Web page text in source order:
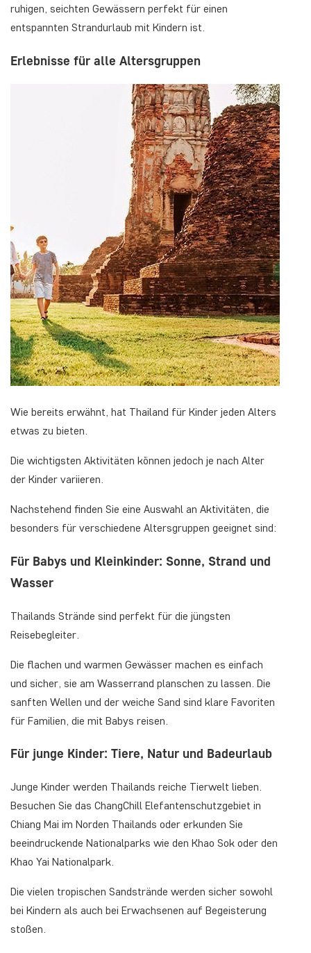
ruhigen, seichten Gewässern perfekt für einen
entspannten Strandurlaub mit Kindern ist.
Erlebnisse für alle Altersgruppen
Wie bereits erwähnt, hat Thailand für Kinder jeden Alters
etwas zu bieten.
Die wichtigsten Aktivitäten können jedoch je nach Alter
der Kinder variieren.
Nachstehend finden Sie eine Auswahl an Aktivitäten, die
besonders für verschiedene Altersgruppen geeignet sind:
Für Babys und Kleinkinder: Sonne, Strand und
Wasser
Thailands Strände sind perfekt für die jüngsten
Reisebegleiter.
Die flachen und warmen Gewässer machen es einfach
und sicher, sie am Wasserrand planschen zu lassen. Die
sanften Wellen und der weiche Sand sind klare Favoriten
für Familien, die mit Babys reisen.
Für junge Kinder: Tiere, Natur und Badeurlaub
Junge Kinder werden Thailands reiche Tierwelt lieben.
Besuchen Sie das ChangChill Elefantenschutzgebiet in
Chiang Mai im Norden Thailands oder erkunden Sie
beeindruckende Nationalparks wie den Khao Sok oder den
Khao Yai Nationalpark.
Die vielen tropischen Sandstrände werden sicher sowohl
bei Kindern als auch bei Erwachsenen auf Begeisterung
stoßen.